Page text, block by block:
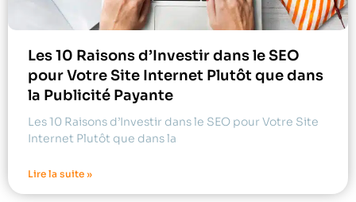
Les 10 Raisons d’Investir dans le SEO
pour Votre Site Internet Plutôt que dans
la Publicité Payante
Les 10 Raisons d’Investir dans le SEO pour Votre Site
Internet Plutôt que dans la
Lire la suite »